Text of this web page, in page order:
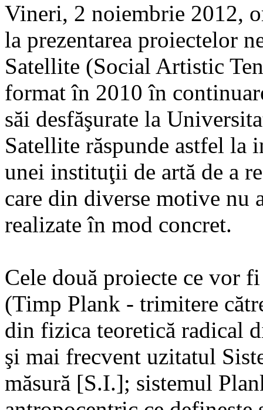
Vineri, 2 noiembrie 2012,
la prezentarea proiectelor
Satellite (Social Artistic
format în 2010 în
săi desfăşurate la
Satellite răspunde astfel
unei instituţii de artă de a
care din diverse motive nu
realizate în mod concret.
Cele două proiecte ce vor
(Timp Plank - trimitere
din fizica teoretică radical
şi mai frecvent uzitatul
măsură [S.I.]; sistemul